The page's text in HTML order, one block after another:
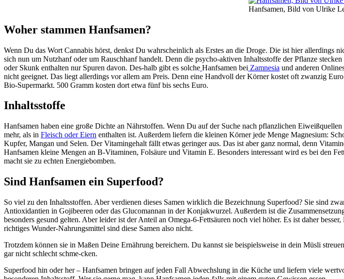
Hanfsamen, Bild von Ulrike
Woher stammen Hanfsamen?
Wenn Du das Wort Cannabis hörst, denkst Du wahrscheinlich als Erstes an die Droge. Die ist hier allerdings
sich nun um Nutzhanf oder um Rauschhanf handelt. Denn die psycho-aktiven Inhaltsstoffe der Pflanze
oder Skunk enthalten nur Spuren davon. Des-halb gibt es solche Hanfsamen bei Zamnesia und anderen
nicht geeignet. Das liegt allerdings vor allem am Preis. Denn eine Handvoll der Körner kostet oft zwanzig
Bio-Supermarkt. 500 Gramm kosten dort etwa fünf bis sechs Euro.
Inhaltsstoffe
Hanfsamen haben eine große Dichte an Nährstoffen. Wenn Du auf der Suche nach pflanzlichen
mehr, als in Fleisch oder Eiern enthalten ist. Außerdem liefern die kleinen Körner jede Menge Magnesium:
Kupfer, Mangan und Selen. Der Vitamingehalt fällt etwas geringer aus. Das ist aber ganz normal, denn
Hanfsamen kleine Mengen an B-Vitaminen, Folsäure und Vitamin E. Besonders interessant wird es bei den
macht sie zu echten Energiebomben.
Sind Hanfsamen ein Superfood?
So viel zu den Inhaltsstoffen. Aber verdienen dieses Samen wirklich die Bezeichnung Superfood? Sie sind
Antioxidantien in Gojibeeren oder das Glucomannan in der Konjakwurzel. Außerdem ist die
besonders gesund gelten. Aber leider ist der Anteil an Omega-6-Fettsäuren noch viel höher. Es ist daher
richtiges Wunder-Nahrungsmittel sind diese Samen also nicht.
Trotzdem können sie in Maßen Deine Ernährung bereichern. Du kannst sie beispielsweise in dein Müsli
gar nicht schlecht schme-cken.
Superfood hin oder her – Hanfsamen bringen auf jeden Fall Abwechslung in die Küche und liefern viele